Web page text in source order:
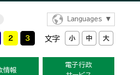
Languages
文字
情報
電子行政